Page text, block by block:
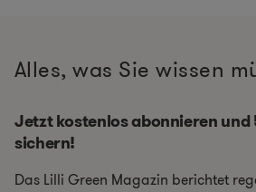
Alles, was Sie wissen
Jetzt kostenlos abonnieren und
sichern!
Das Lilli Green Magazin berichtet